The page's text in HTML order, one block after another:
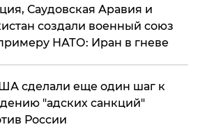
Саудовская Аравия и
создали военный союз
НАТО: Иран в гневе
сделали еще один шаг к
"адских санкций"
России